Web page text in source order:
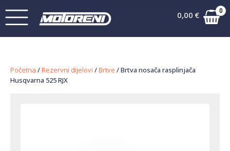
0,00 € 0
Početna /Rezervni dijelovi /Brtve / Brtva nosača rasplinjača
Husqvarna 525 RJX